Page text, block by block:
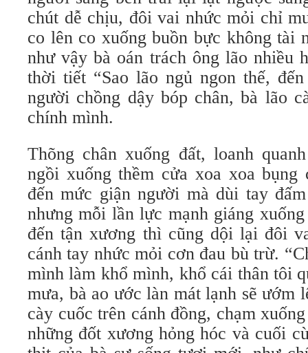
chút dễ chịu, đôi vai nhức mỏi chỉ
co lên co xuống buồn bực không tài
như vậy bà oán trách ông lão nhiều
thời tiết “Sao lão ngủ ngon thế,
người chồng dậy bóp chân, bà lão
chính mình.
Thõng chân xuống đất, loanh
ngồi xuống thềm cửa xoa xoa bụng
đến mức giận người mà dùi tay
nhưng mỗi lần lực mạnh giáng
đến tận xương thì cũng dội lại đôi
cánh tay nhức mỏi cơn đau bù trừ.
mình làm khổ mình, khổ cái thân tôi
mưa, bà ao ước làn mát lạnh sẽ ướm
cày cuốc trên cánh đồng, chạm
những đốt xương hỏng hóc và cuối